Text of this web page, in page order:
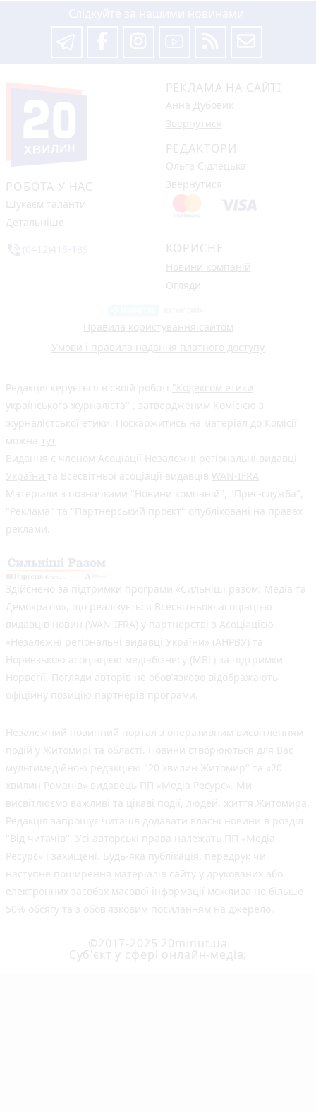
РОБОТА У НАС
Шукаєм таланти
Детальніше
РЕКЛАМА НА САЙТІ
Анна Дубовик
Звернутися
РЕДАКТОРИ
Ольга Сідлецька
Звернутися
КОРИСНЕ
Новини компаній
Огляди
Правила користування сайтом
Умови і правила надання платного доступу
Редакція керується в своїй роботі "Кодексом етики
українського журналіста" , затвердженим Комісією з
журналістської етики. Поскаржитись на матеріал до Комісії
можна тут
Видання є членом Асоціації Незалежні регіональні видавці
України та Всесвітньої асоціації видавців WAN-IFRA
Матеріали з позначками "Новини компаній", "Прес-служба",
"Реклама" та "Партнерський проєкт" опубліковані на правах
реклами.
Здійснено за підтримки програми «Сильніші разом: Медіа та
Демократія», що реалізується Всесвітньою асоціацією
видавців новин (WAN-IFRA) у партнерстві з Асоціацією
«Незалежні регіональні видавці України» (АНРВУ) та
Норвезькою асоціацією медіабізнесу (MBL) за підтримки
Норвегії. Погляди авторів не обов’язково відображають
офіційну позицію партнерів програми.
Незалежний новинний портал з оперативним висвітленням
подій у Житомирі та області. Новини створюються для Вас
мультимедійною редакцією "20 хвилин Житомир" та «20
хвилин Романів» видавець ПП «Медіа Ресурс». Ми
висвітлюємо важливі та цікаві події, людей, життя Житомира.
Редакція запрошує читачів додавати власні новини в розділ
"Від читачів". Усі авторські права належать ПП «Медіа
Ресурс» і захищені. Будь-яка публiкацiя, передрук чи
наступне поширення матеріалів сайту у друкованих або
електронних засобах масової інформації можлива не більше
50% обсягу та з обов'язковим посиланням на джерело.
©2017-2025 20minut.ua
Cуб'єкт у сфері онлайн-медіа;